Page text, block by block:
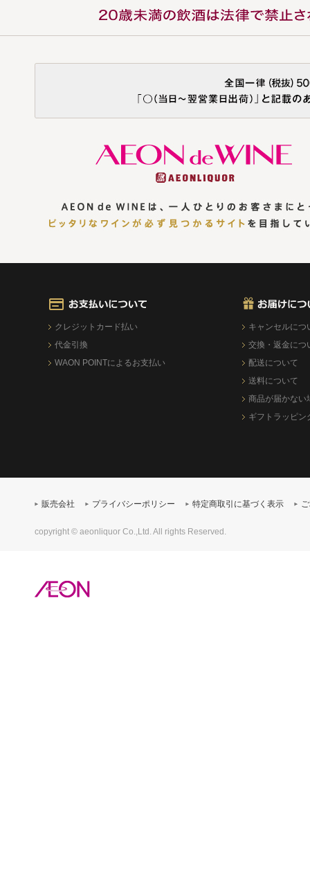
クレジットカード払い
代金引換
WAON POINTによるお支払い
キャンセルにつ
交換・返金につ
配送について
送料について
商品が届かない
ギフトラッピン
販売会社 プライバシーポリシー 特定商取引に基づく表示
copyright © aeonliquor Co.,Ltd. All rights Reserved.